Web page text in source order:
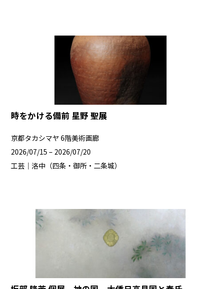
時をかける備前 星野 聖展
京都タカシマヤ 6階美術画廊
2026/07/15 – 2026/07/20
工芸｜洛中（四条・御所・二条城）